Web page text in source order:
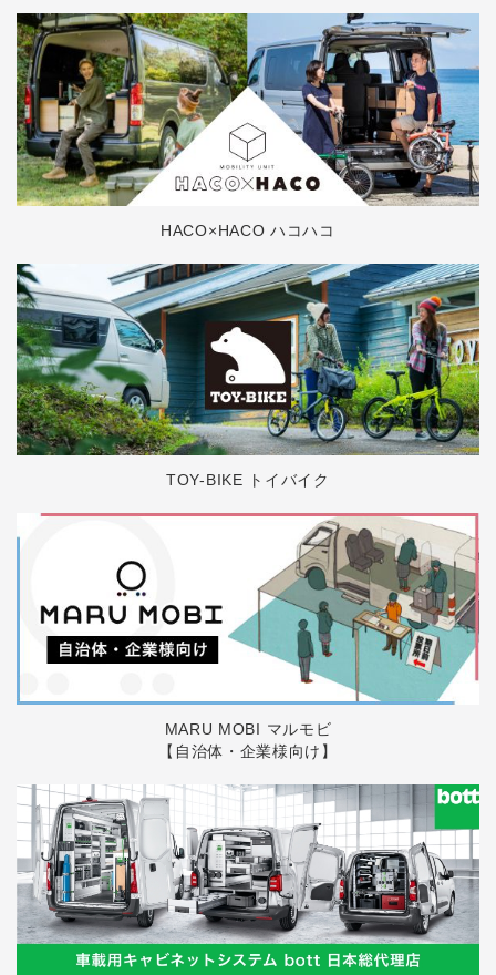
HACO×HACO ハコハコ
TOY-BIKE トイバイク
MARU MOBI マルモビ
【自治体・企業様向け】